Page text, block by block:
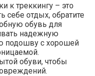
к треккингу – это
себе отдых, обратите
обувь для
надежную
подошву с хорошей
обуви, чтобы